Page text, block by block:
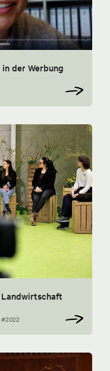
der Werbung
#2022